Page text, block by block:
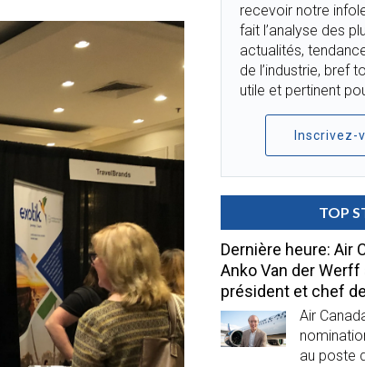
recevoir notre
fait l’analyse des
actualités,
de l’industrie, bref
utile et pertinent
Inscrivez-
TOP
Dernière heure: Air
Anko Van der
président et chef
Air
au poste